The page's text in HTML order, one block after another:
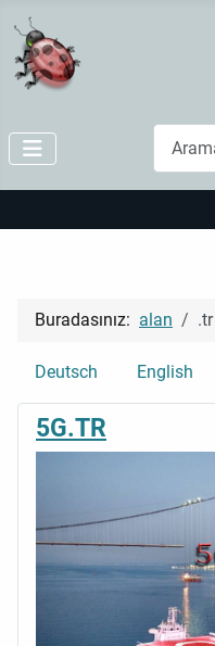
Buradasınız: alan .tr
Dilinizi seçin
Deutsch English
5G.TR